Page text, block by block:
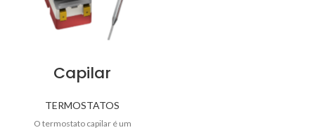
Capilar
TERMOSTATOS
O termostato capilar é um